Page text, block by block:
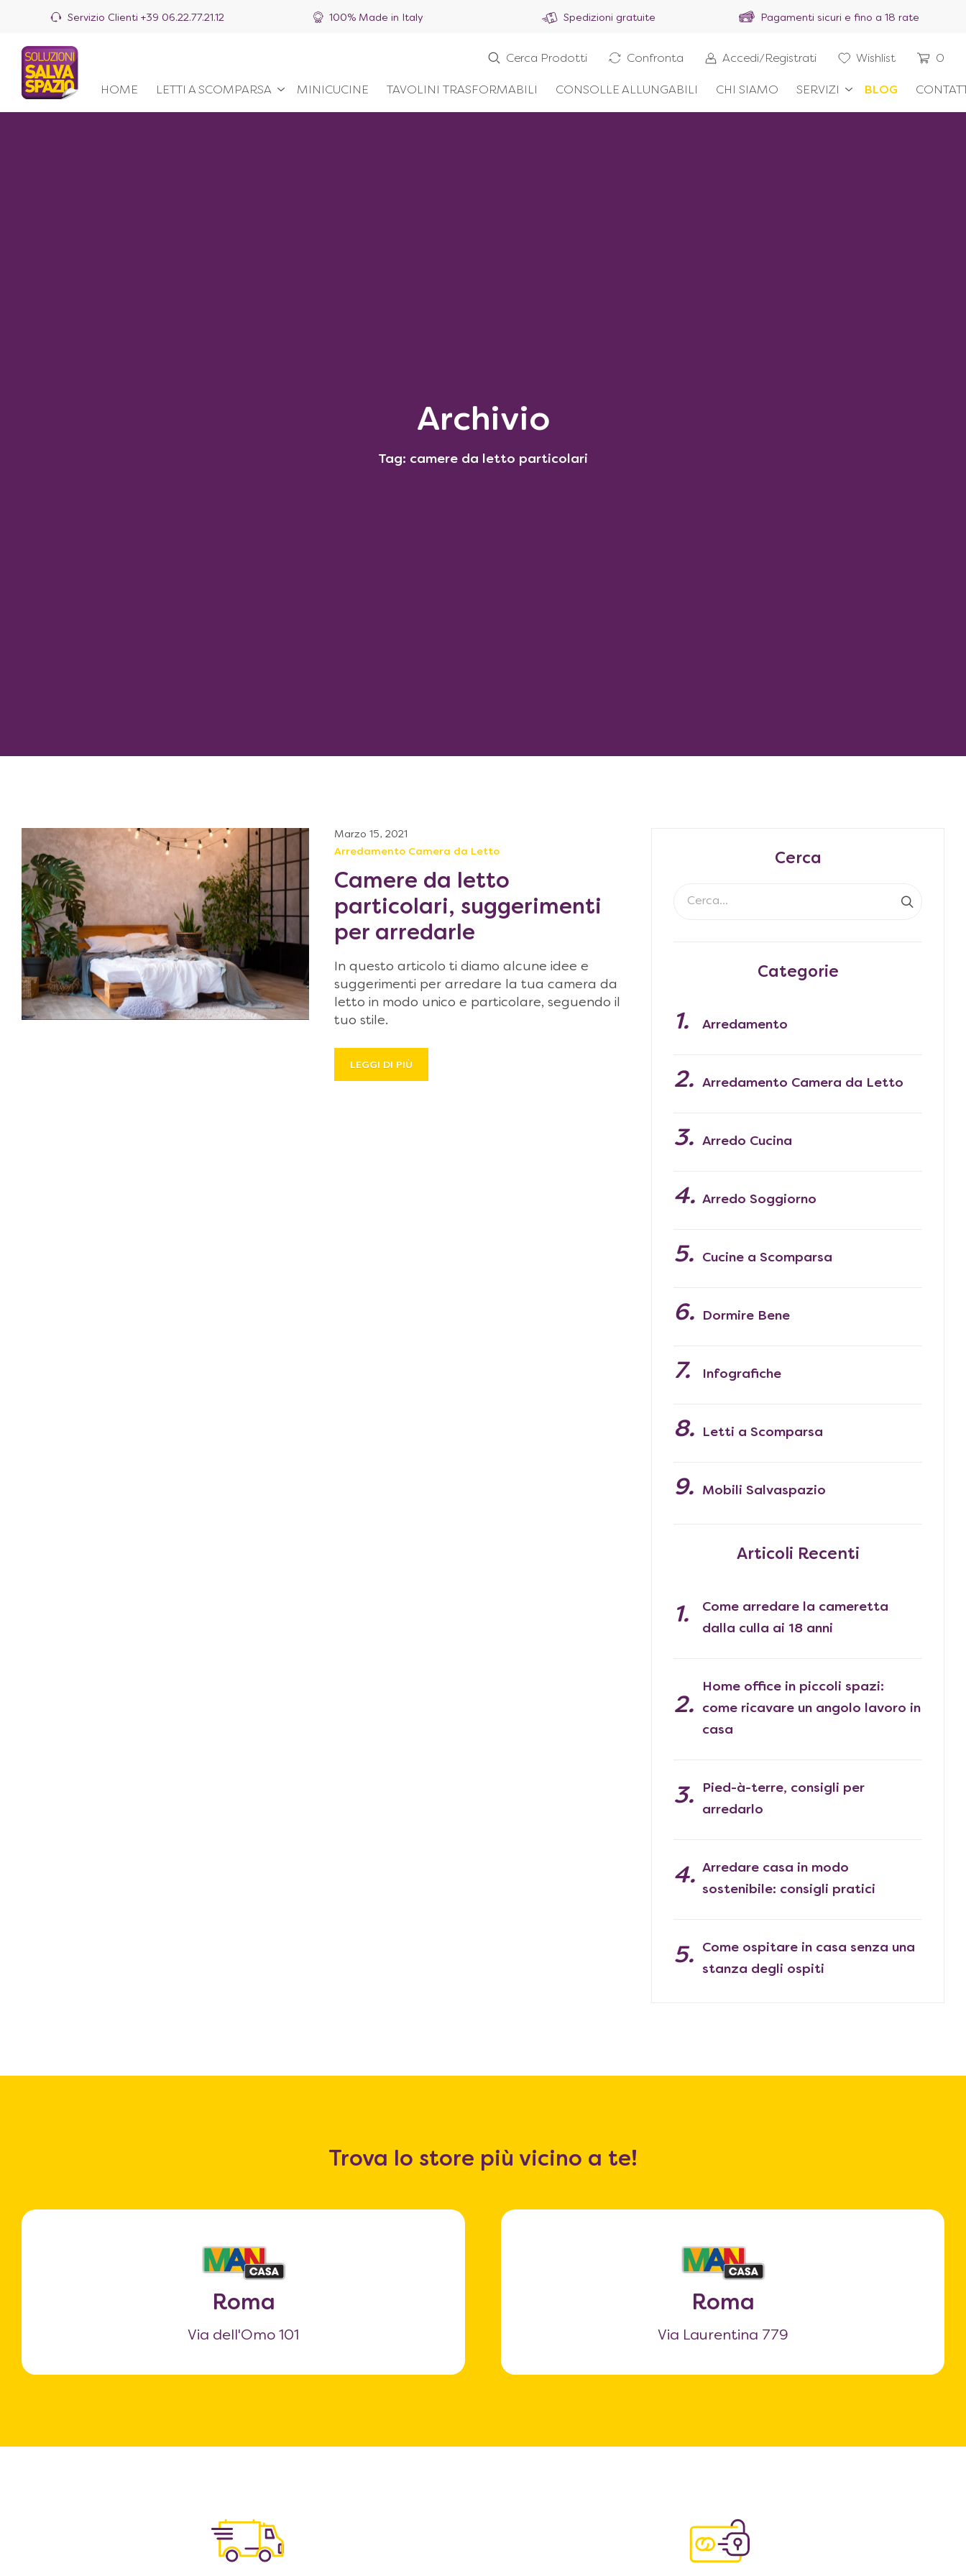
Servizio Clienti +39 06.22.77.21.12 100% Made in Italy Spedizioni gratuite Pagamenti sicuri e fino a 18 rate
HOME LETTI A SCOMPARSA MINICUCINE TAVOLINI TRASFORMABILI CONSOLLE ALLUNGABILI CHI SIAMO SERVIZI BLOG
Cerca Prodotti Confronta Accedi/Registrati Wishlist 0
Archivio
Tag: camere da letto particolari
Marzo 15, 2021
Arredamento Camera da Letto
Camere da letto
particolari, suggerimenti
per arredarle
In questo articolo ti diamo alcune idee e
suggerimenti per arredare la tua camera da
letto in modo unico e particolare, seguendo il
tuo stile.
LEGGI DI PIÙ
Cerca
Categorie
Arredamento
Arredamento Camera da Letto
Arredo Cucina
Arredo Soggiorno
Cucine a Scomparsa
Dormire Bene
Infografiche
Letti a Scomparsa
Mobili Salvaspazio
Articoli Recenti
Come arredare la cameretta
dalla culla ai 18 anni
Home office in piccoli spazi:
come ricavare un angolo lavoro in
casa
Pied-à-terre, consigli per
arredarlo
Arredare casa in modo
sostenibile: consigli pratici
Come ospitare in casa senza una
stanza degli ospiti
Trova lo store più vicino a te!
Roma
Via dell'Omo 101
Roma
Via Laurentina 779